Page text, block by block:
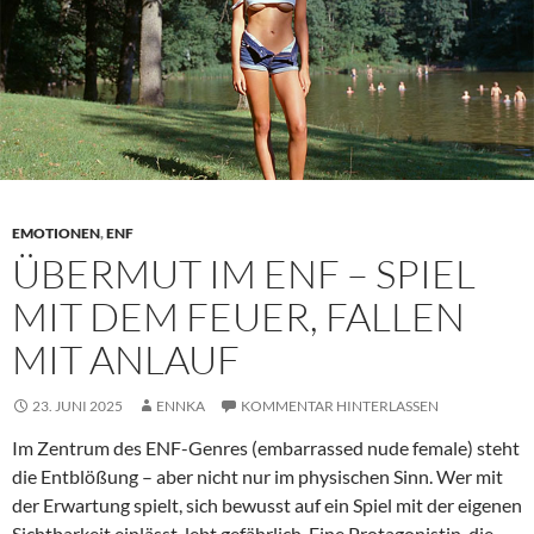
Schlüssel
zur
Spannung
EMOTIONEN,ENF
ÜBERMUT IM ENF – SPIEL
MIT DEM FEUER, FALLEN
MIT ANLAUF
23. JUNI 2025 ENNKA KOMMENTAR HINTERLASSEN
Im Zentrum des ENF-Genres (embarrassed nude female) steht
die Entblößung – aber nicht nur im physischen Sinn. Wer mit
der Erwartung spielt, sich bewusst auf ein Spiel mit der eigenen